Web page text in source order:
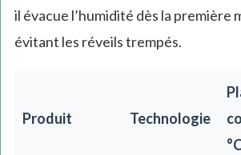
il évacue l’humidité dès la première
évitant les réveils trempés.
Produit Technologie